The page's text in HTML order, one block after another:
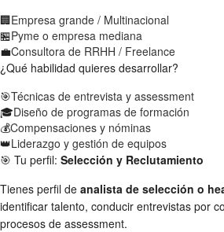
🏢Empresa grande / Multinacional
🏪Pyme o empresa mediana
💼Consultora de RRHH / Freelance
¿Qué habilidad quieres desarrollar?
🎯Técnicas de entrevista y assessment
🎓Diseño de programas de formación
💰Compensaciones y nóminas
👑Liderazgo y gestión de equipos
🎯 Tu perfil: Selección y Reclutamiento
Tienes perfil de analista de selección o
identificar talento, conducir entrevistas por
procesos de assessment.